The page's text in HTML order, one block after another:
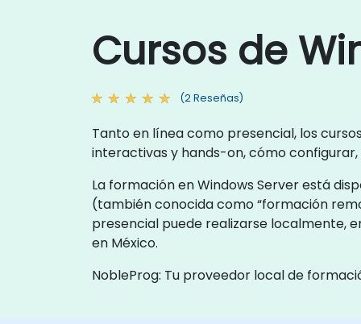
Cursos de
(2 Reseñas)
Tanto en línea como presencial, los
interactivas y hands-on, cómo
La formación en Windows Server está
(también conocida como “formación
presencial puede realizarse localmente,
en México.
NobleProg: Tu proveedor local de